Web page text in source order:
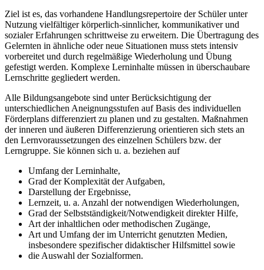
Ziel ist es, das vorhandene Handlungsrepertoire der Schüler unter
Nutzung vielfältiger körperlich-sinnlicher, kommunikativer und
sozialer Erfahrungen schrittweise zu erweitern. Die Übertragung des
Gelernten in ähnliche oder neue Situationen muss stets intensiv
vorbereitet und durch regelmäßige Wiederholung und Übung
gefestigt werden. Komplexe Lerninhalte müssen in überschaubare
Lernschritte gegliedert werden.
Alle Bildungsangebote sind unter Berücksichtigung der
unterschiedlichen Aneignungsstufen auf Basis des individuellen
Förderplans differenziert zu planen und zu gestalten. Maßnahmen
der inneren und äußeren Differenzierung orientieren sich stets an
den Lernvoraussetzungen des einzelnen Schülers bzw. der
Lerngruppe. Sie können sich u. a. beziehen auf
Umfang der Lerninhalte,
Grad der Komplexität der Aufgaben,
Darstellung der Ergebnisse,
Lernzeit, u. a. Anzahl der notwendigen Wiederholungen,
Grad der Selbstständigkeit/Notwendigkeit direkter Hilfe,
Art der inhaltlichen oder methodischen Zugänge,
Art und Umfang der im Unterricht genutzten Medien,
insbesondere spezifischer didaktischer Hilfsmittel sowie
die Auswahl der Sozialformen.